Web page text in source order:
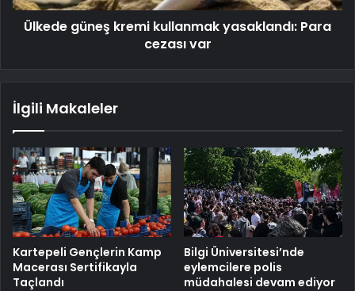
Ülkede güneş kremi kullanmak yasaklandı: Para
cezası var
İlgili Makaleler
Kartepeli Gençlerin Kamp
Macerası Sertifikayla
Taçlandı
Bilgi Üniversitesi’nde
eylemcilere polis
müdahalesi devam ediyor